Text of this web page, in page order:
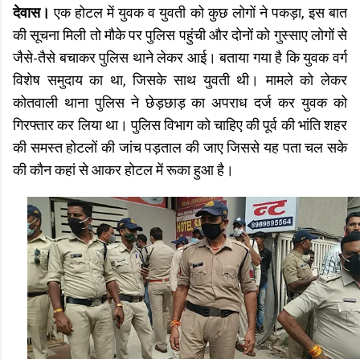
देवास। एक होटल में युवक व युवती को कुछ लोगों ने पकड़ा, इस बात
की सूचना मिली तो मौके पर पुलिस पहुंची और दोनों को गुस्साए लोगों से
जैसे-तैसे बचाकर पुलिस थाने लेकर आई। बताया गया है कि युवक वर्ग
विशेष समुदाय का था, जिसके साथ युवती थी। मामले को लेकर
कोतवाली थाना पुलिस ने छेड़छाड़ का अपराध दर्ज कर युवक को
गिरफ्तार कर लिया था। पुलिस विभाग को चाहिए की पूर्व की भांति शहर
की समस्त होटलों की जांच पड़ताल की जाए जिससे यह पता चल सके
की कौन कहां से आकर होटल में रूका हुआ है।